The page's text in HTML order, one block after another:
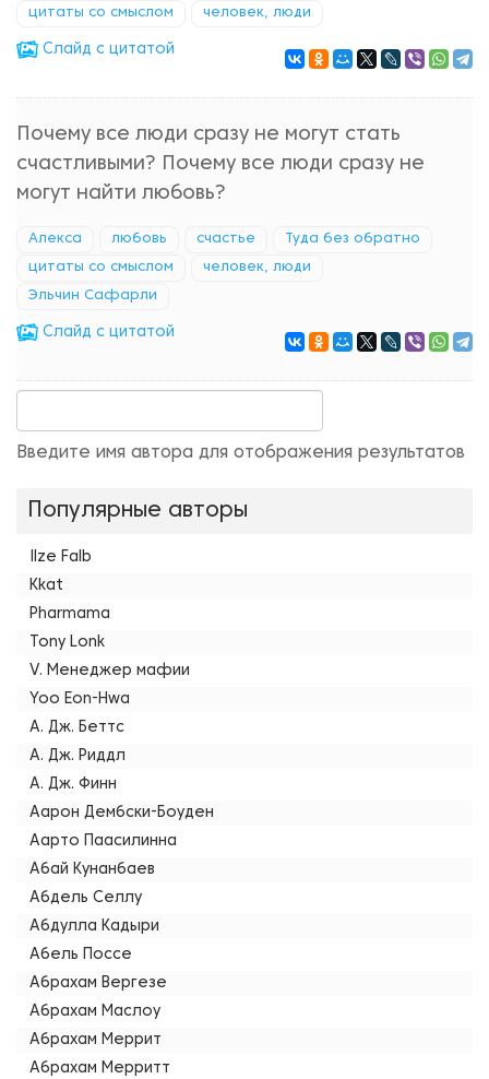
цитаты со смыслом человек, люди
Cлайд с цитатой
Почему все люди сразу не могут стать
счастливыми? Почему все люди сразу не
могут найти любовь?
Алекса любовь счастье Туда без обратно
цитаты со смыслом человек, люди
Эльчин Сафарли
Cлайд с цитатой
Введите имя автора для отображения результатов
Популярные авторы
Ilze Falb
Kkat
Pharmama
Tony Lonk
V. Менеджер мафии
Yoo Eon-Hwa
А. Дж. Беттс
А. Дж. Риддл
А. Дж. Финн
Аарон Дембски-Боуден
Аарто Паасилинна
Абай Кунанбаев
Абдель Селлу
Абдулла Кадыри
Абель Поссе
Абрахам Вергезе
Абрахам Маслоу
Абрахам Меррит
Абрахам Мерритт